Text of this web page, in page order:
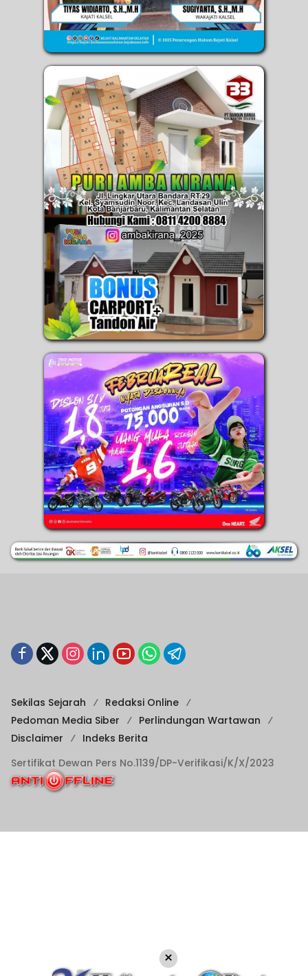
Sekilas Sejarah
Redaksi Online
Pedoman Media Siber
Perlindungan Wartawan
Disclaimer
Indeks Berita
Sertifikat Dewan Pers No.1139/DP-Verifikasi/K/X/2023
×